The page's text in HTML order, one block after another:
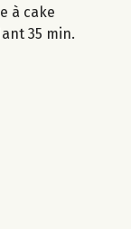
à cake
35 min.